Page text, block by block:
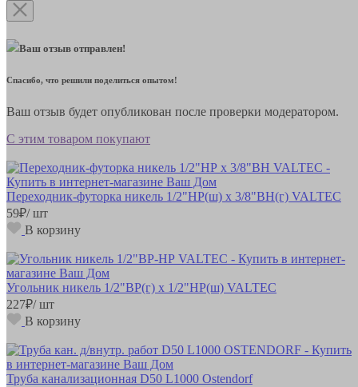
Ваш отзыв отправлен!
Спасибо, что решили поделиться опытом!
Ваш отзыв будет опубликован после проверки модератором.
С этим товаром покупают
Переходник-футорка никель 1/2"НР(ш) х 3/8"ВН(г) VALTEC
59₽/ шт
В корзину
Угольник никель 1/2"ВР(г) х 1/2"НР(ш) VALTEC
227₽/ шт
В корзину
Труба канализационная D50 L1000 Ostendorf